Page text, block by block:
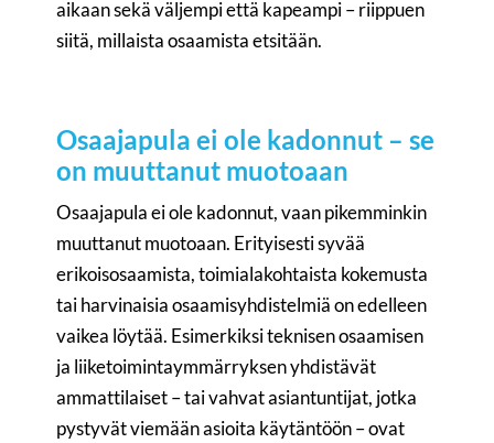
aikaan sekä väljempi että kapeampi – riippuen
siitä, millaista osaamista etsitään.
Osaajapula ei ole kadonnut – se
on muuttanut muotoaan
Osaajapula ei ole kadonnut, vaan pikemminkin
muuttanut muotoaan. Erityisesti syvää
erikoisosaamista, toimialakohtaista kokemusta
tai harvinaisia osaamisyhdistelmiä on edelleen
vaikea löytää. Esimerkiksi teknisen osaamisen
ja liiketoimintaymmärryksen yhdistävät
ammattilaiset – tai vahvat asiantuntijat, jotka
pystyvät viemään asioita käytäntöön – ovat